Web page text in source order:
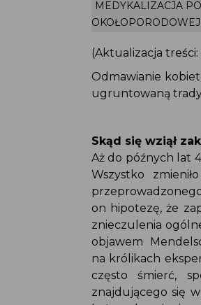
MEDYKALIZACJA
OKOŁOPORODOWEJ
(Aktualizacja
Odmawianie
ugruntowaną
Skąd się wziął
Aż do późnych lat
Wszystko
on hipotezę, że
znieczulenia
objawem
na królikach
często śmierć,
znajdującego się